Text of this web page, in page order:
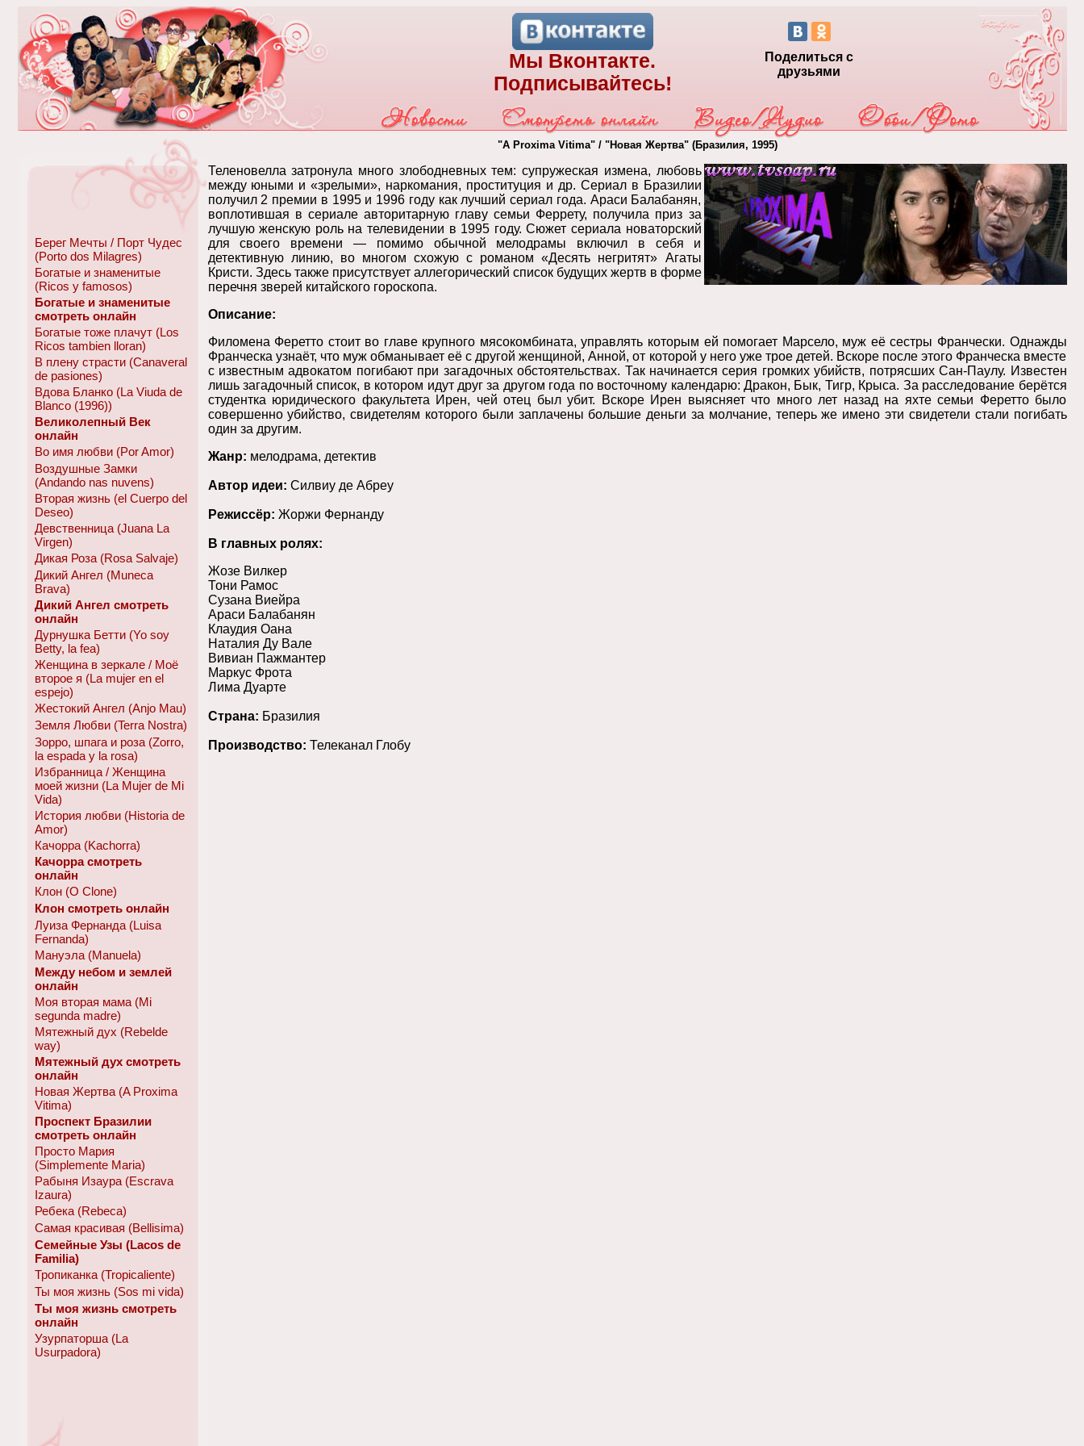
Мы Вконтакте.
Подписывайтесь!
Поделиться с
друзьями
Берег Мечты / Порт Чудес
(Porto dos Milagres)
Богатые и знаменитые
(Ricos y famosos)
Богатые и знаменитые
смотреть онлайн
Богатые тоже плачут (Los
Ricos tambien lloran)
В плену страсти (Canaveral
de pasiones)
Вдова Бланко (La Viuda de
Blanco (1996))
Великолепный Век
онлайн
Во имя любви (Por Amor)
Воздушные Замки
(Andando nas nuvens)
Вторая жизнь (el Cuerpo del
Deseo)
Девственница (Juana La
Virgen)
Дикая Роза (Rosa Salvaje)
Дикий Ангел (Muneca
Brava)
Дикий Ангел смотреть
онлайн
Дурнушка Бетти (Yo soy
Betty, la fea)
Женщина в зеркале / Моё
второе я (La mujer en el
espejo)
Жестокий Ангел (Anjo Mau)
Земля Любви (Terra Nostra)
Зорро, шпага и роза (Zorro,
la espada y la rosa)
Избранница / Женщина
моей жизни (La Mujer de Mi
Vida)
История любви (Historia de
Amor)
Качорра (Kachorra)
Качорра смотреть
онлайн
Клон (O Clone)
Клон смотреть онлайн
Луиза Фернанда (Luisa
Fernanda)
Мануэла (Manuela)
Между небом и землей
онлайн
Моя вторая мама (Mi
segunda madre)
Мятежный дух (Rebelde
way)
Мятежный дух смотреть
онлайн
Новая Жертва (A Proxima
Vitima)
Проспект Бразилии
смотреть онлайн
Просто Мария
(Simplemente Maria)
Рабыня Изаура (Escrava
Izaura)
Ребека (Rebeca)
Самая красивая (Bellisima)
Семейные Узы (Lacos de
Familia)
Тропиканка (Tropicaliente)
Ты моя жизнь (Sos mi vida)
Ты моя жизнь смотреть
онлайн
Узурпаторша (La
Usurpadora)
"A Proxima Vitima" / "Новая Жертва" (Бразилия, 1995)
Теленовелла затронула много злободневных тем: супружеская измена, любовь
между юными и «зрелыми», наркомания, проституция и др. Сериал в Бразилии
получил 2 премии в 1995 и 1996 году как лучший сериал года. Араси Балабанян,
воплотившая в сериале авторитарную главу семьи Феррету, получила приз за
лучшую женскую роль на телевидении в 1995 году. Сюжет сериала новаторский
для своего времени — помимо обычной мелодрамы включил в себя и
детективную линию, во многом схожую с романом «Десять негритят» Агаты
Кристи. Здесь также присутствует аллегорический список будущих жертв в форме
перечня зверей китайского гороскопа.
Описание:
Филомена Феретто стоит во главе крупного мясокомбината, управлять которым ей помогает Марсело, муж её сестры Франчески. Однажды
Франческа узнаёт, что муж обманывает её с другой женщиной, Анной, от которой у него уже трое детей. Вскоре после этого Франческа вместе
с известным адвокатом погибают при загадочных обстоятельствах. Так начинается серия громких убийств, потрясших Сан-Паулу. Известен
лишь загадочный список, в котором идут друг за другом года по восточному календарю: Дракон, Бык, Тигр, Крыса. За расследование берётся
студентка юридического факультета Ирен, чей отец был убит. Вскоре Ирен выясняет что много лет назад на яхте семьи Феретто было
совершенно убийство, свидетелям которого были заплачены большие деньги за молчание, теперь же имено эти свидетели стали погибать
один за другим.
Жанр: мелодрама, детектив
Автор идеи: Силвиу де Абреу
Режиссёр: Жоржи Фернанду
В главных ролях:
Жозе Вилкер
Тони Рамос
Сузана Виейра
Араси Балабанян
Клаудия Оана
Наталия Ду Вале
Вивиан Пажмантер
Маркус Фрота
Лима Дуарте
Страна: Бразилия
Производство: Телеканал Глобу